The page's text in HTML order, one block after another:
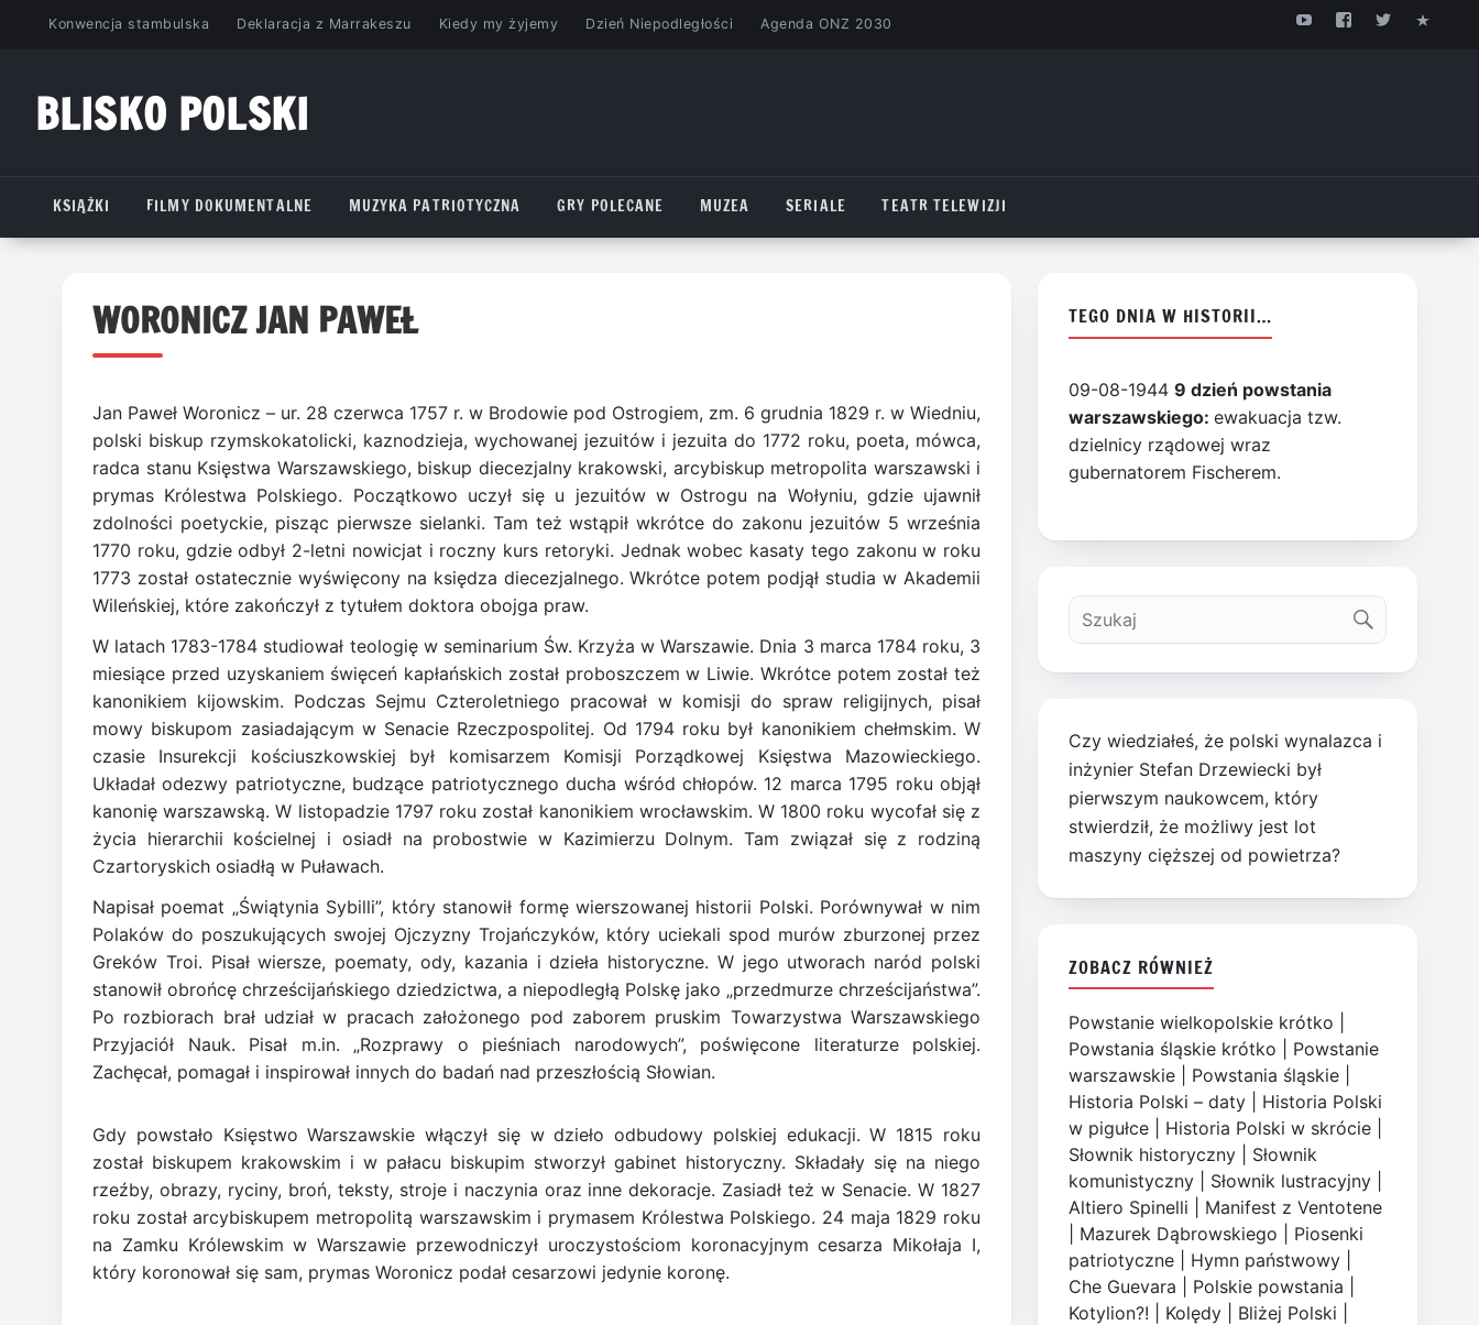
PrzejdźKonwencja stambulska Deklaracja z Marrakeszu Kiedy my żyjemy Dzień Niepodległości Agenda ONZ 2030
BLISKO POLSKI
KSIĄŻKI
FILMY DOKUMENTALNE MUZYKA PATRIOTYCZNA GRY POLECANE MUZEA SERIALE TEATR TELEWIZJI
WORONICZ JAN PAWEŁ
Jan Paweł Woronicz – ur. 28 czerwca 1757 r. w Brodowie pod Ostrogiem, zm. 6 grudnia 1829 r. w Wiedniu,
polski biskup rzymskokatolicki, kaznodzieja, wychowanej jezuitów i jezuita do 1772 roku, poeta, mówca,
radca stanu Księstwa Warszawskiego, biskup diecezjalny krakowski, arcybiskup metropolita warszawski i
prymas Królestwa Polskiego. Początkowo uczył się u jezuitów w Ostrogu na Wołyniu, gdzie ujawnił
zdolności poetyckie, pisząc pierwsze sielanki. Tam też wstąpił wkrótce do zakonu jezuitów 5 września
1770 roku, gdzie odbył 2-letni nowicjat i roczny kurs retoryki. Jednak wobec kasaty tego zakonu w roku
1773 został ostatecznie wyświęcony na księdza diecezjalnego. Wkrótce potem podjął studia w Akademii
Wileńskiej, które zakończył z tytułem doktora obojga praw.
W latach 1783-1784 studiował teologię w seminarium Św. Krzyża w Warszawie. Dnia 3 marca 1784 roku, 3
miesiące przed uzyskaniem święceń kapłańskich został proboszczem w Liwie. Wkrótce potem został też
kanonikiem kijowskim. Podczas Sejmu Czteroletniego pracował w komisji do spraw religijnych, pisał
mowy biskupom zasiadającym w Senacie Rzeczpospolitej. Od 1794 roku był kanonikiem chełmskim. W
czasie Insurekcji kościuszkowskiej był komisarzem Komisji Porządkowej Księstwa Mazowieckiego.
Układał odezwy patriotyczne, budzące patriotycznego ducha wśród chłopów. 12 marca 1795 roku objął
kanonię warszawską. W listopadzie 1797 roku został kanonikiem wrocławskim. W 1800 roku wycofał się z
życia hierarchii kościelnej i osiadł na probostwie w Kazimierzu Dolnym. Tam związał się z rodziną
Czartoryskich osiadłą w Puławach.
Napisał poemat „Świątynia Sybilli”, który stanowił formę wierszowanej historii Polski. Porównywał w nim
Polaków do poszukujących swojej Ojczyzny Trojańczyków, który uciekali spod murów zburzonej przez
Greków Troi. Pisał wiersze, poematy, ody, kazania i dzieła historyczne. W jego utworach naród polski
stanowił obrońcę chrześcijańskiego dziedzictwa, a niepodległą Polskę jako „przedmurze chrześcijaństwa”.
Po rozbiorach brał udział w pracach założonego pod zaborem pruskim Towarzystwa Warszawskiego
Przyjaciół Nauk. Pisał m.in. „Rozprawy o pieśniach narodowych”, poświęcone literaturze polskiej.
Zachęcał, pomagał i inspirował innych do badań nad przeszłością Słowian.
Gdy powstało Księstwo Warszawskie włączył się w dzieło odbudowy polskiej edukacji. W 1815 roku
został biskupem krakowskim i w pałacu biskupim stworzył gabinet historyczny. Składały się na niego
rzeźby, obrazy, ryciny, broń, teksty, stroje i naczynia oraz inne dekoracje. Zasiadł też w Senacie. W 1827
roku został arcybiskupem metropolitą warszawskim i prymasem Królestwa Polskiego. 24 maja 1829 roku
na Zamku Królewskim w Warszawie przewodniczył uroczystościom koronacyjnym cesarza Mikołaja I,
który koronował się sam, prymas Woronicz podał cesarzowi jedynie koronę.
TEGO DNIA W HISTORII…
09-08-19449 dzień powstania
warszawskiego:ewakuacja tzw.
dzielnicy rządowej wraz
gubernatorem Fischerem.
Czy wiedziałeś, że polski wynalazca i
inżynier Stefan Drzewiecki był
pierwszym naukowcem, który
stwierdził, że możliwy jest lot
maszyny cięższej od powietrza?
ZOBACZ RÓWNIEŻ
Powstanie wielkopolskie krótko
Powstania śląskie krótko
Powstanie
warszawskie
Powstania śląskie
Historia Polski – daty
Historia Polski
w pigułce
Historia Polski w skrócie
Słownik historyczny
Słownik
komunistyczny
Słownik lustracyjny
Altiero Spinelli
Manifest z Ventotene
Mazurek Dąbrowskiego
Piosenki
patriotyczne
Hymn państwowy
Che Guevara
Polskie powstania
Kotylion?!
Kolędy Bliżej Polski